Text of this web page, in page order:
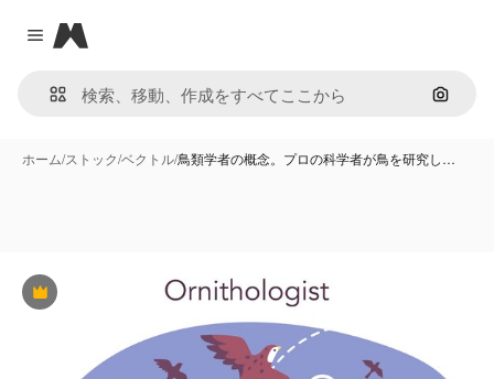
Close menu
Magnific
画像で
ホーム/ストック/ベクトル/鳥類学者の概念。プロの科学者が鳥を研究し…
Premium